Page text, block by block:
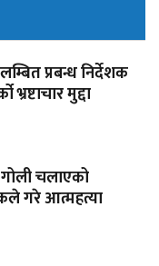
प्रबन्ध निर्देशक
मुद्दा
चलाएको
गरे आत्महत्या